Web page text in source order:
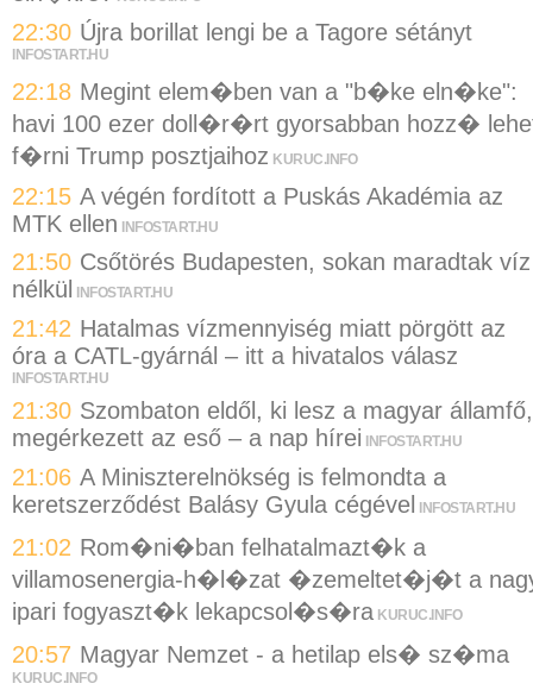
22:30 Újra borillat lengi be a Tagore sétányt
INFOSTART.HU
22:18 Megint elem�ben van a "b�ke eln�ke":
havi 100 ezer doll�r�rt gyorsabban hozz�
f�rni Trump posztjaihoz KURUC.INFO
22:15 A végén fordított a Puskás Akadémia az
MTK ellen INFOSTART.HU
21:50 Csőtörés Budapesten, sokan maradtak víz
nélkül
INFOSTART.HU
21:42 Hatalmas vízmennyiség miatt pörgött az
óra a CATL-gyárnál – itt a hivatalos válasz
INFOSTART.HU
21:30 Szombaton eldől, ki lesz a magyar államfő,
megérkezett az eső – a nap hírei
INFOSTART.HU
21:06 A Miniszterelnökség is felmondta a
keretszerződést Balásy Gyula cégével
INFOSTART.HU
21:02 Rom�ni�ban felhatalmazt�k a
villamosenergia-h�l�zat �zemeltet�j�t a
ipari fogyaszt�k lekapcsol�s�ra KURUC.INFO
20:57 Magyar Nemzet - a hetilap els� sz�ma
KURUC.INFO